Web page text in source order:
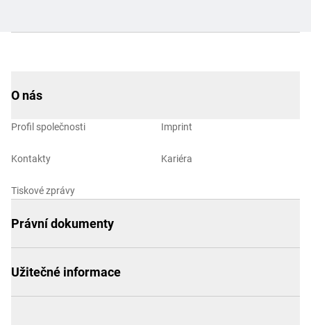
O nás
Profil společnosti
Kontakty
Tiskové zprávy
Imprint
Kariéra
Právní dokumenty
Užitečné informace